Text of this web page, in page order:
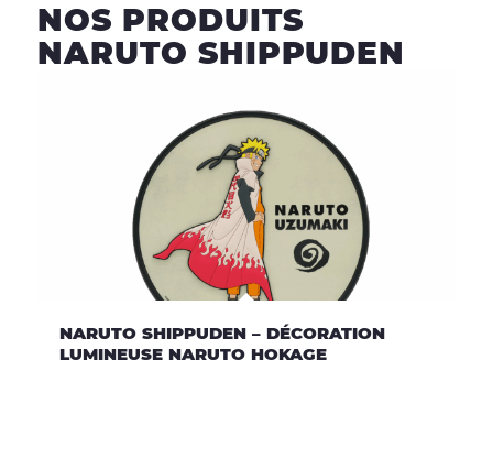
NOS PRODUITS
NARUTO SHIPPUDEN
NARUTO SHIPPUDEN – DÉCORATION
LUMINEUSE NARUTO HOKAGE